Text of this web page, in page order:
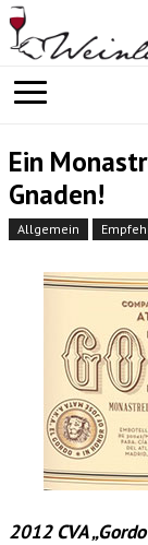
Ein
Gnaden!
Allgemein
2012 CVA